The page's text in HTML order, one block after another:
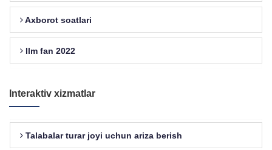
Axborot soatlari
Ilm fan 2022
Interaktiv xizmatlar
Talabalar turar joyi uchun ariza berish